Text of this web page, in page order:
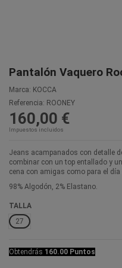
Pantalón Vaquero
Marca: KOCCA
Referencia: ROONEY
160,00 €
Impuestos incluidos
Jeans acampanados con detalle
combinar con un top entallado y
cena con amigas como para el día
98% Algodón, 2% Elastano.
TALLA
27
Obtendrás 160.00 Puntos